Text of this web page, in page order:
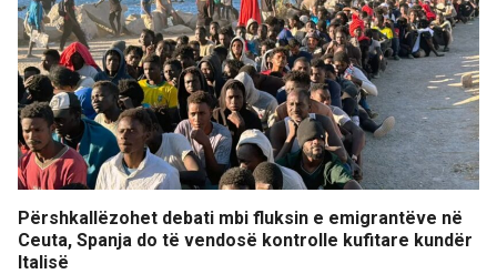
Përshkallëzohet debati mbi fluksin e emigrantëve në
Ceuta, Spanja do të vendosë kontrolle kufitare kundër
Italisë